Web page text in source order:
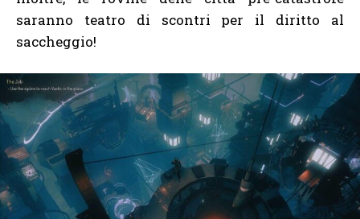
saranno teatro di scontri per il diritto al
saccheggio!